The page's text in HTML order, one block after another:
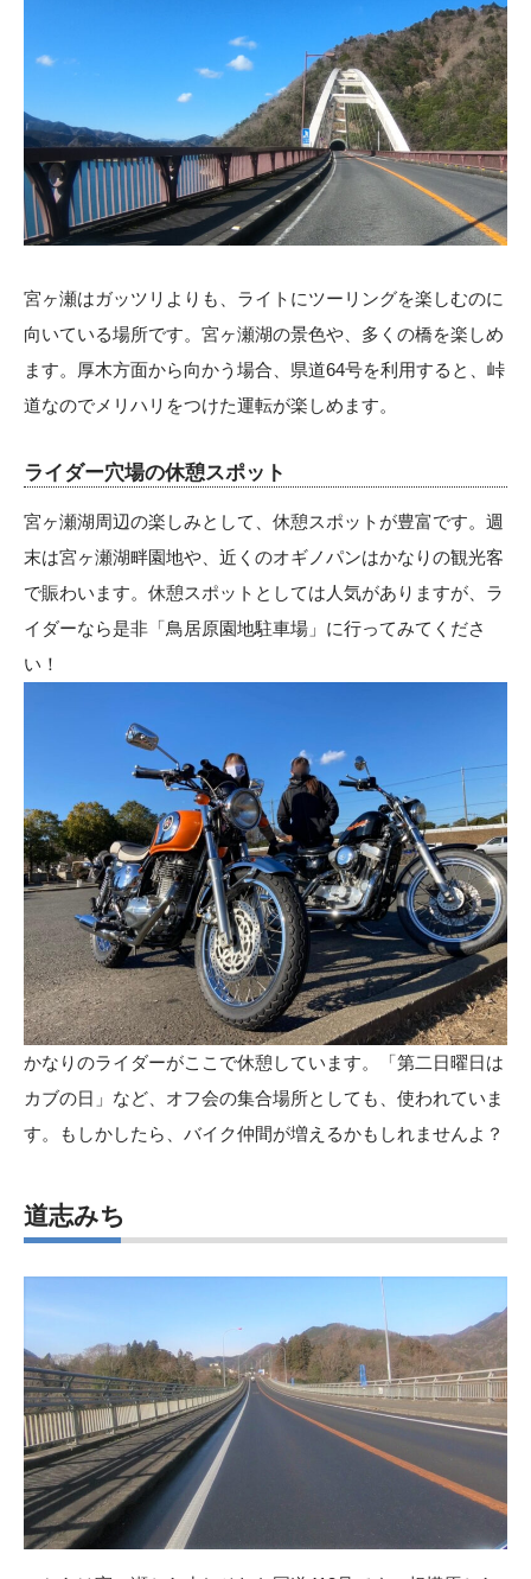
宮ヶ瀬はガッツリよりも、ライトにツーリングを楽しむのに
向いている場所です。宮ヶ瀬湖の景色や、多くの橋を楽しめ
ます。厚木方面から向かう場合、県道64号を利用すると、峠
道なのでメリハリをつけた運転が楽しめます。
ライダー穴場の休憩スポット
宮ヶ瀬湖周辺の楽しみとして、休憩スポットが豊富です。週
末は宮ヶ瀬湖畔園地や、近くのオギノパンはかなりの観光客
で賑わいます。休憩スポットとしては人気がありますが、ラ
イダーなら是非「鳥居原園地駐車場 」に行ってみてくださ
い！
かなりのライダーがここで休憩しています。「第二日曜日は
カブの日」など、オフ会の集合場所としても、使われていま
す。もしかしたら、バイク仲間が増えるかもしれませんよ？
道志みち